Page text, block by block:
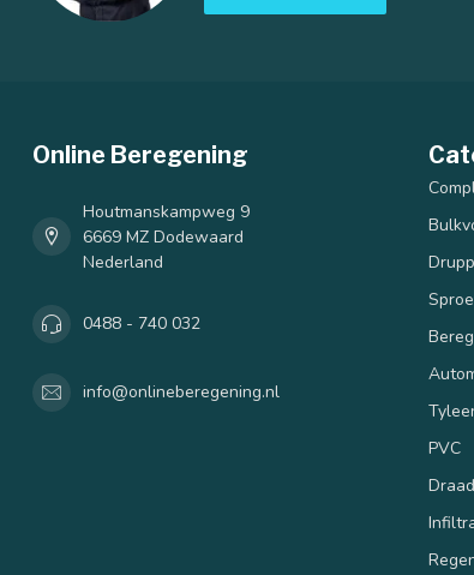
Online Beregening
Houtmanskampweg 9
6669 MZ Dodewaard
Nederland
0488 - 740 032
info@onlineberegening.nl
PVC